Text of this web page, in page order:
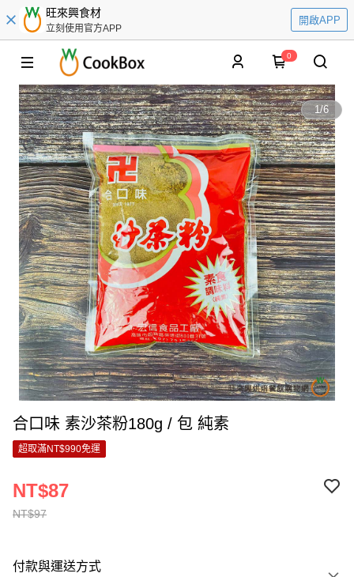
旺來興食材
立刻使用官方APP
開啟APP
0
1/6
合口味 素沙茶粉180g / 包 純素
超取滿NT$990免運
NT$97
NT$87
付款與運送方式